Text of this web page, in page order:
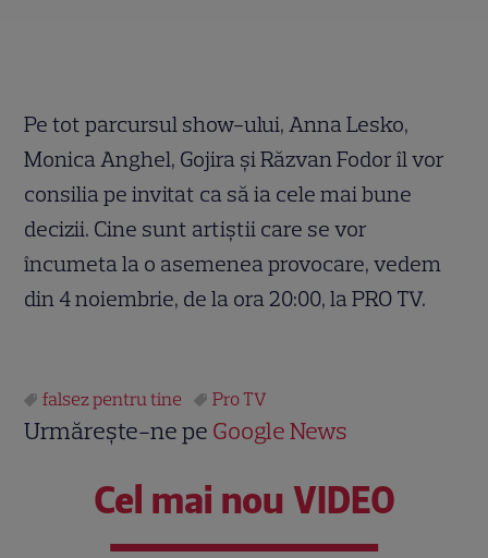
Pe tot parcursul show-ului, Anna Lesko,
Monica Anghel, Gojira și Răzvan Fodor îl vor
consilia pe invitat ca să ia cele mai bune
decizii. Cine sunt artiștii care se vor
încumeta la o asemenea provocare, vedem
din 4 noiembrie, de la ora 20:00, la PRO TV.
falsez pentru tine Pro TV
Urmărește-ne pe Google News
Cel mai nou VIDEO